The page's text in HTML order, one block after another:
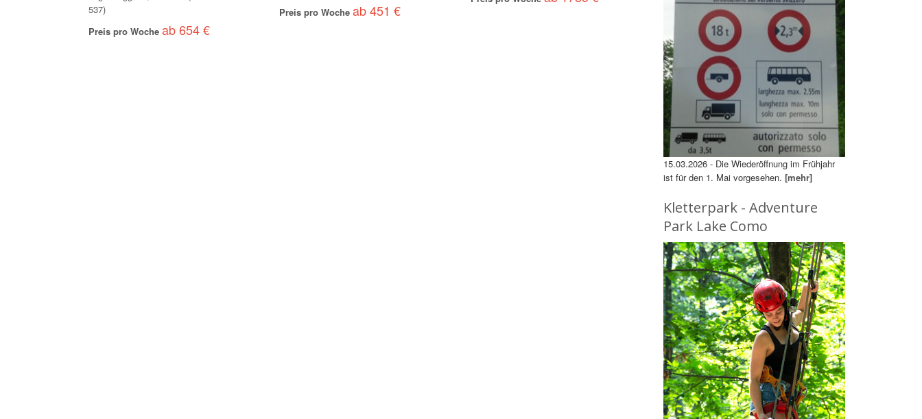
537)
Preis pro Woche ab 654 €
Preis pro Wocheab 451 €
15.03.2026 - Die Wiederöffnung im Frühjahr
ist für den 1. Mai vorgesehen. [mehr]
Kletterpark - Adventure
Park Lake Como